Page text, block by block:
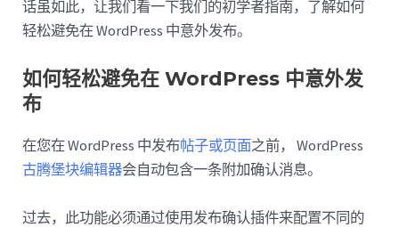
话虽如此，让我们看一下我们的初学者指南，了解如何
轻松避免在 WordPress 中意外发布。
如何轻松避免在 WordPress 中意外发
布
在您在 WordPress 中发布帖子或页面之前， WordPress
古腾堡块编辑器会自动包含一条附加确认消息。
过去，此功能必须通过使用发布确认插件来配置不同的